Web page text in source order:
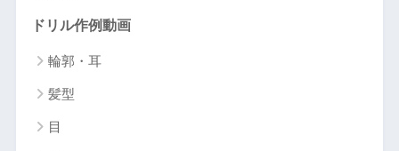
ドリル作例動画
輪郭・耳
髪型
目